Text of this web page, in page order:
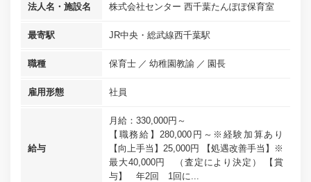
法人名・施設名 株式会社センター 西千葉たんぽぽ保育室
最寄駅 JR中央・総武線西千葉駅
職種 保育士 幼稚園教諭 園長
雇用形態 社員
給与
月給：330,000円～
【職務給】280,000円～※経験加算あり
【向上手当】25,000円 【処遇改善手当】※
最大40,000円 （査定により決定） 【賞
与】 年2回 1回に...